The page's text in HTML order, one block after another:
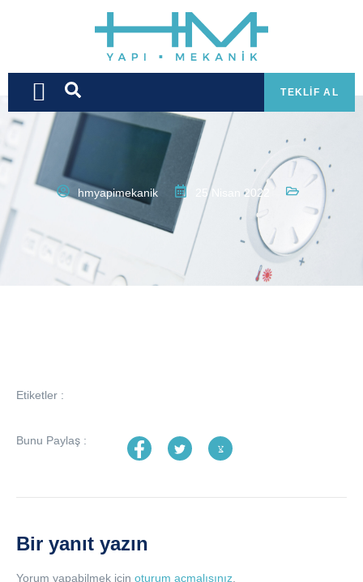
TEKLIF AL
hmyapimekanik 25 Nisan 2022
Etiketler :
Bunu Paylaş :
Bir yanıt yazın
Yorum yapabilmek için oturum açmalısınız